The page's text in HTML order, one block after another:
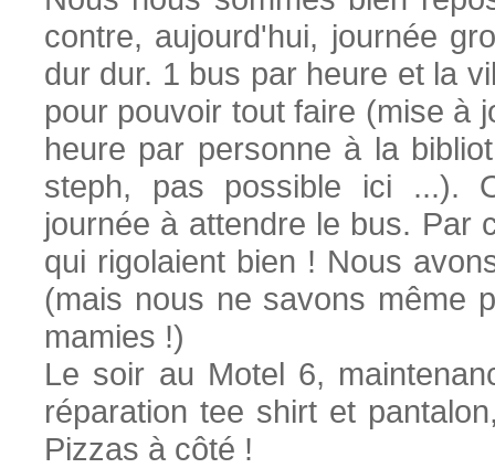
contre, aujourd'hui, journée
dur dur. 1 bus par heure et la
pour pouvoir tout faire (mise à
heure par personne à la
steph, pas possible ici ...).
journée à attendre le bus. Par
qui rigolaient bien ! Nous
(mais nous ne savons même
mamies !)
Le soir au Motel 6,
réparation tee shirt et
Pizzas à côté !